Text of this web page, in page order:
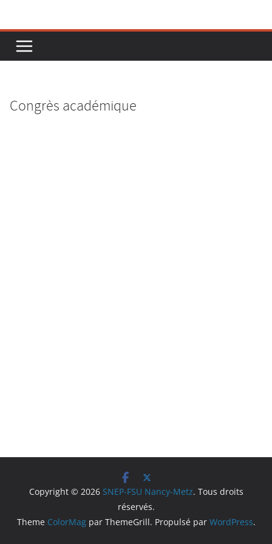
contenu
Congrès académique
Copyright © 2026 SNEP-FSU Nancy-Metz. Tous droits
réservés.
Theme ColorMagpar ThemeGrill. Propulsé par WordPress.